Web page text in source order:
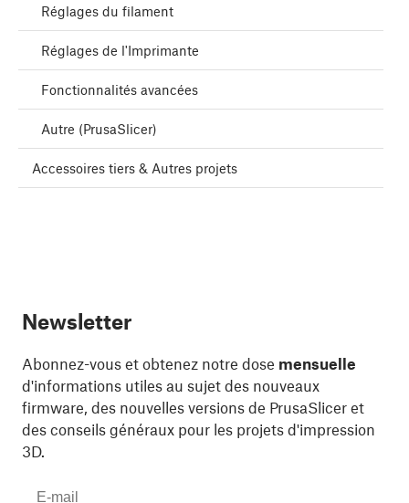
Réglages du filament
Réglages de l'Imprimante
Fonctionnalités avancées
Autre (PrusaSlicer)
Accessoires tiers & Autres projets
Newsletter
Abonnez-vous et obtenez notre dose mensuelle
d'informations utiles au sujet des nouveaux
firmware, des nouvelles versions de PrusaSlicer et
des conseils généraux pour les projets d'impression
3D.